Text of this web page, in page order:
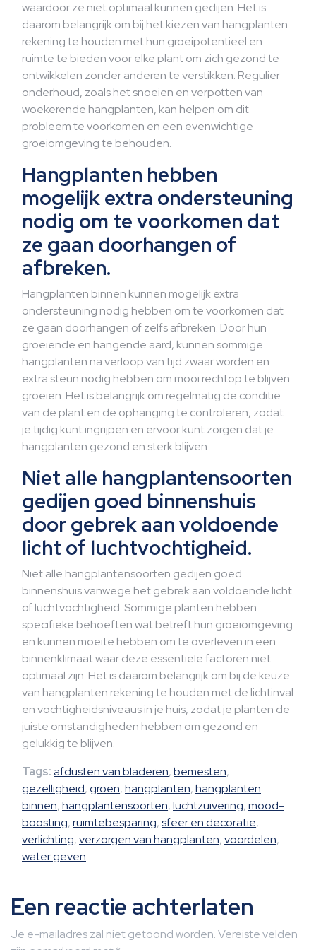
waardoor ze niet optimaal kunnen gedijen. Het is
daarom belangrijk om bij het kiezen van hangplanten
rekening te houden met hun groeipotentieel en
ruimte te bieden voor elke plant om zich gezond te
ontwikkelen zonder anderen te verstikken. Regulier
onderhoud, zoals het snoeien en verpotten van
woekerende hangplanten, kan helpen om dit
probleem te voorkomen en een evenwichtige
groeiomgeving te behouden.
Hangplanten hebben
mogelijk extra ondersteuning
nodig om te voorkomen dat
ze gaan doorhangen of
afbreken.
Hangplanten binnen kunnen mogelijk extra
ondersteuning nodig hebben om te voorkomen dat
ze gaan doorhangen of zelfs afbreken. Door hun
groeiende en hangende aard, kunnen sommige
hangplanten na verloop van tijd zwaar worden en
extra steun nodig hebben om mooi rechtop te blijven
groeien. Het is belangrijk om regelmatig de conditie
van de plant en de ophanging te controleren, zodat
je tijdig kunt ingrijpen en ervoor kunt zorgen dat je
hangplanten gezond en sterk blijven.
Niet alle hangplantensoorten
gedijen goed binnenshuis
door gebrek aan voldoende
licht of luchtvochtigheid.
Niet alle hangplantensoorten gedijen goed
binnenshuis vanwege het gebrek aan voldoende licht
of luchtvochtigheid. Sommige planten hebben
specifieke behoeften wat betreft hun groeiomgeving
en kunnen moeite hebben om te overleven in een
binnenklimaat waar deze essentiële factoren niet
optimaal zijn. Het is daarom belangrijk om bij de keuze
van hangplanten rekening te houden met de lichtinval
en vochtigheidsniveaus in je huis, zodat je planten de
juiste omstandigheden hebben om gezond en
gelukkig te blijven.
Tags:afdusten van bladeren,bemesten,
gezelligheid,groen,hangplanten,hangplanten
binnen,hangplantensoorten,luchtzuivering,mood-
boosting,ruimtebesparing,sfeer en decoratie,
verlichting,verzorgen van hangplanten,voordelen,
water geven
Een reactie achterlaten
Je e-mailadres zal niet getoond worden.Vereiste velden